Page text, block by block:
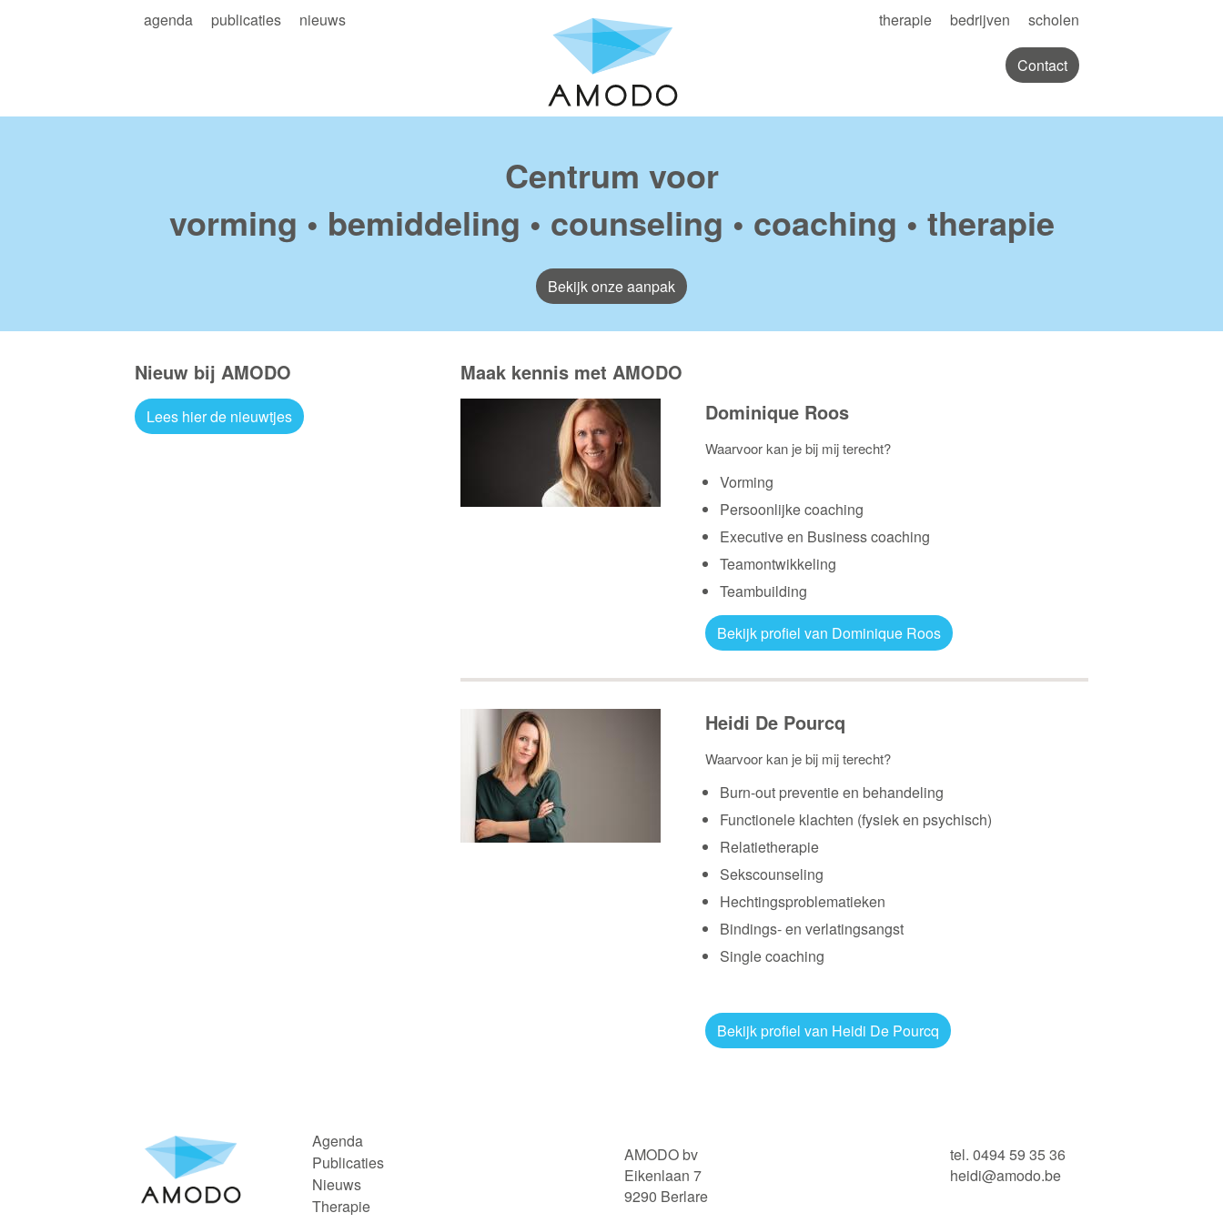
therapie bedrijven scholen
agenda publicaties nieuws
Contact
Amodo
Centrum voor
vorming • bemiddeling • counseling • coaching • therapie
Bekijk onze aanpak
Nieuw bij AMODO
Lees hier de nieuwtjes
Maak kennis met AMODO
Dominique Roos
Waarvoor kan je bij mij terecht?
Vorming
Persoonlijke coaching
Executive en Business coaching
Teamontwikkeling
Teambuilding
Bekijk profiel van Dominique Roos
Heidi De Pourcq
Waarvoor kan je bij mij terecht?
Burn-out preventie en behandeling
Functionele klachten (fysiek en psychisch)
Relatietherapie
Sekscounseling
Hechtingsproblematieken
Bindings- en verlatingsangst
Single coaching
Bekijk profiel van Heidi De Pourcq
Agenda
Publicaties
Nieuws
Therapie
AMODO bv
Eikenlaan 7
9290 Berlare
tel. 0494 59 35 36
heidi@amodo.be